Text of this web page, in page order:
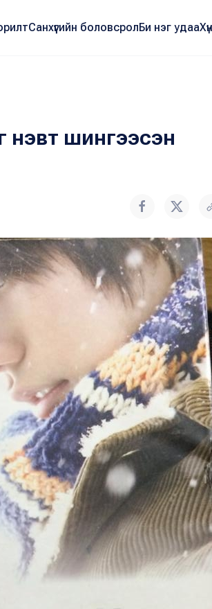
Санхүүгийн боловсролБи нэг удаа
нэвт шингээсэн